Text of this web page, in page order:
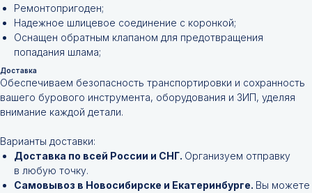
Ремонтопригоден;
Надежное шлицевое соединение с коронкой;
Оснащен обратным клапаном для предотвращения
попадания шлама;
Доставка
Обеспечиваем безопасность транспортировки и сохранность
вашего бурового инструмента, оборудования и ЗИП, уделяя
внимание каждой детали.
Варианты доставки:
Доставка по всей России и СНГ. Организуем отправку
в любую точку.
Самовывоз в Новосибирске и Екатеринбурге. Вы можете